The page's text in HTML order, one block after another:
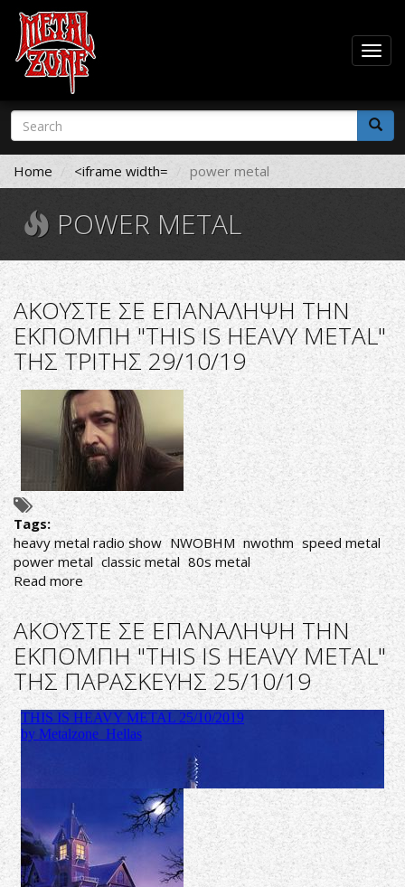
Skip
main
content
Search
form
Search
Home <iframe width= power metal
POWER METAL
AΚΟΥΣΤΕ ΣΕ ΕΠΑΝΑΛΗΨΗ ΤΗΝ
ΕΚΠΟΜΠΗ "THIS IS HEAVY METAL"
ΤΗΣ ΤΡΙΤΗΣ 29/10/19
Tags:
heavy metal radio show NWOBHM nwothm speed metal
power metal classic metal 80s metal
Read more about
AΚΟΥΣΤΕ
ΣΕ
ΕΠΑΝΑΛΗΨΗ
ΤΗΝ
ΕΚΠΟΜΠΗ
"THIS
IS
HEAVY
29/10/19
AΚΟΥΣΤΕ ΣΕ ΕΠΑΝΑΛΗΨΗ ΤΗΝ
ΕΚΠΟΜΠΗ "THIS IS HEAVY METAL"
ΤΗΣ ΠΑΡΑΣΚΕΥΗΣ 25/10/19